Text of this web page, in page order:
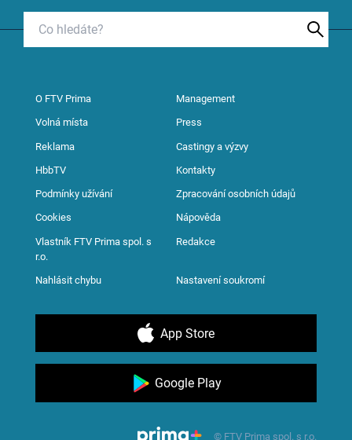
O FTV Prima Management
Volná místa Press
Reklama Castingy a výzvy
HbbTV Kontakty
Podmínky užívání Zpracování osobních údajů
Cookies Nápověda
Vlastník FTV Prima spol. s
r.o.
Redakce
Nahlásit chybu Nastavení soukromí
App Store
Google Play
© FTV Prima spol. s r.o.